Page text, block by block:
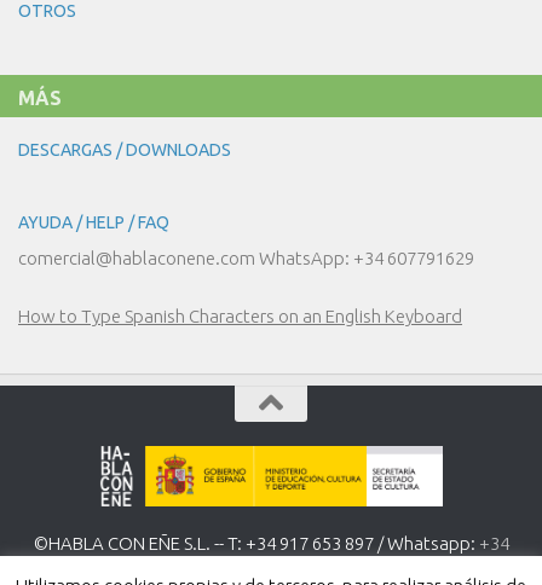
OTROS
MÁS
DESCARGAS / DOWNLOADS
AYUDA / HELP / FAQ
comercial@hablaconene.com WhatsApp: +34 607791629
How to Type Spanish Characters on an English Keyboard
©HABLA CON EÑE S.L. -- T: +34 917 653 897 / Whatsapp: +34